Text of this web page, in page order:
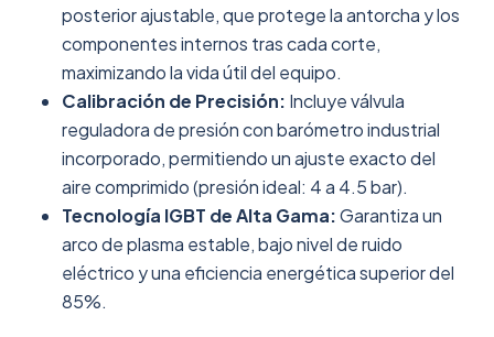
posterior ajustable, que protege la antorcha y los
componentes internos tras cada corte,
maximizando la vida útil del equipo.
Calibración de Precisión: Incluye válvula
reguladora de presión con barómetro industrial
incorporado, permitiendo un ajuste exacto del
aire comprimido (presión ideal: 4 a 4.5 bar).
Tecnología IGBT de Alta Gama:Garantiza un
arco de plasma estable, bajo nivel de ruido
eléctrico y una eficiencia energética superior del
85%.